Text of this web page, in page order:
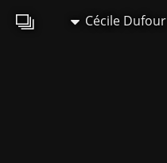
Cécile Dufour